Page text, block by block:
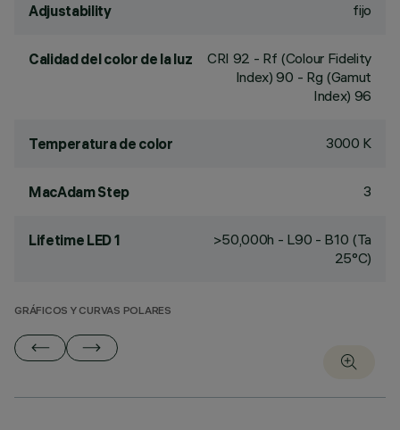
Adjustability fijo
Calidad del color de la luz CRI 92 - Rf (Colour Fidelity
Index) 90 - Rg (Gamut
Index) 96
Temperatura de color 3000 K
MacAdam Step 3
Lifetime LED 1
>50,000h - L90 - B10 (Ta
25°C)
GRÁFICOS Y CURVAS POLARES